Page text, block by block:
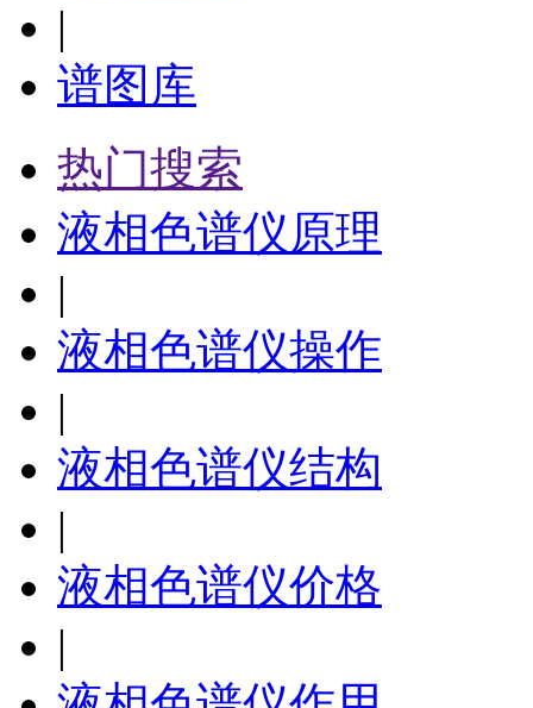
|
谱图库
热门搜索
液相色谱仪原理
|
液相色谱仪操作
|
液相色谱仪结构
|
液相色谱仪价格
|